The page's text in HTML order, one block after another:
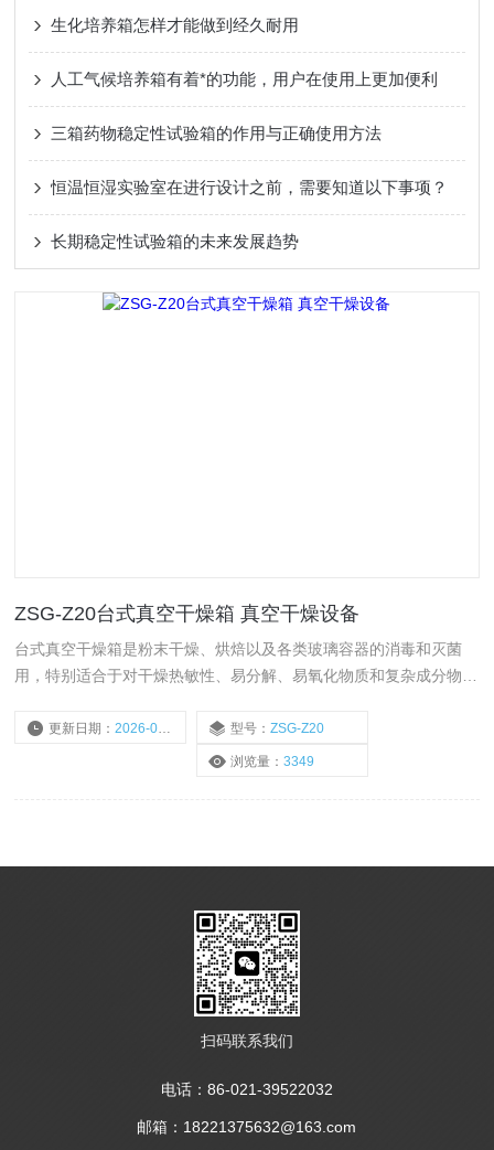
生化培养箱怎样才能做到经久耐用
人工气候培养箱有着*的功能，用户在使用上更加便利
三箱药物稳定性试验箱的作用与正确使用方法
恒温恒湿实验室在进行设计之前，需要知道以下事项？
长期稳定性试验箱的未来发展趋势
ZSG-Z20台式真空干燥箱 真空干燥设备
台式真空干燥箱是粉末干燥、烘焙以及各类玻璃容器的消毒和灭菌
用，特别适合于对干燥热敏性、易分解、易氧化物质和复杂成分物品
更新日期：2026-07-30 型号： ZSG-Z20
浏览量： 3349
扫码联系我们
电话：86-021-39522032
邮箱：18221375632@163.com